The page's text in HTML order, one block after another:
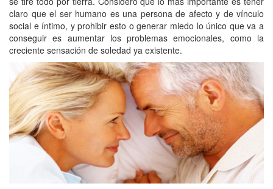
claro que el ser humano es una persona de afecto y de vínculo
social e íntimo, y prohibir esto o generar miedo lo único que va a
conseguir es aumentar los problemas emocionales, como la
creciente sensación de soledad ya existente.